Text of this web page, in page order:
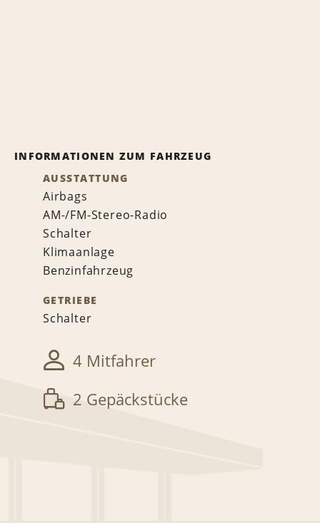
INFORMATIONEN ZUM FAHRZEUG
AUSSTATTUNG
Airbags
AM-/FM-Stereo-Radio
Schalter
Klimaanlage
Benzinfahrzeug
GETRIEBE
Schalter
4 Mitfahrer
2 Gepäckstücke